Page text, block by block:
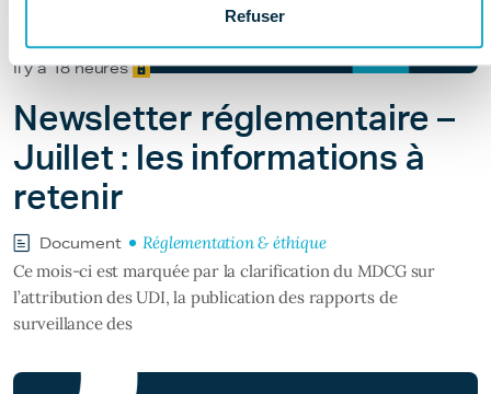
Refuser
Il y a 18 heures
Newsletter réglementaire –
Juillet : les informations à
retenir
Document
Réglementation & éthique
Ce mois-ci est marquée par la clarification du MDCG sur
l’attribution des UDI, la publication des rapports de
surveillance des